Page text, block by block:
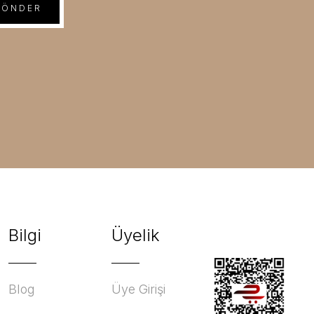
Bilgi
Blog
Üyelik
Üye Girişi